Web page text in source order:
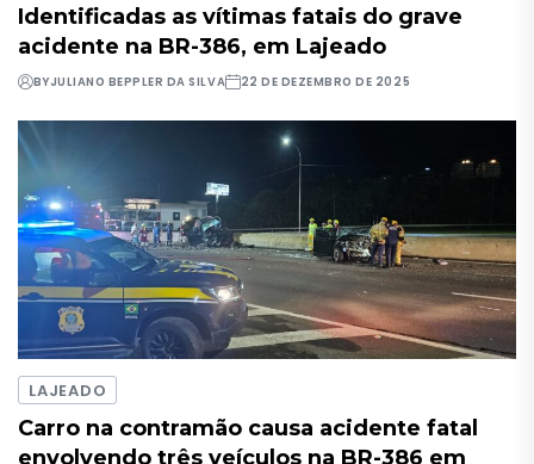
Identificadas as vítimas fatais do grave
acidente na BR-386, em Lajeado
BYJULIANO BEPPLER DA SILVA 22 DE DEZEMBRO DE 2025
LAJEADO
Carro na contramão causa acidente fatal
envolvendo três veículos na BR-386 em